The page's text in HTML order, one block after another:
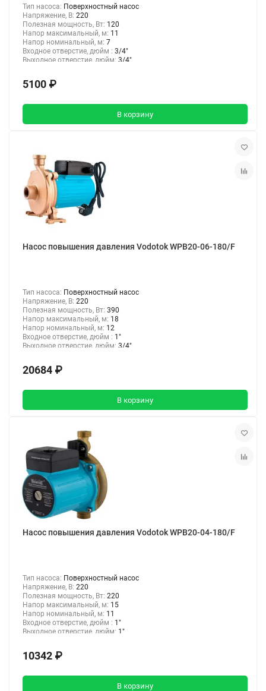
Тип насоса: Поверхностный насос
Напряжение, В: 220
Полезная мощность, Вт: 120
Напор максимальный, м: 11
Напор номинальный, м: 7
Входное отверстие, дюйм : 3/4"
Выходное отверстие, дюйм: 3/4"
5100 ₽
В корзину
Насос повышения давления Vodotok WPB20-06-180/F
Тип насоса: Поверхностный насос
Напряжение, В: 220
Полезная мощность, Вт: 390
Напор максимальный, м: 18
Напор номинальный, м: 12
Входное отверстие, дюйм : 1"
Выходное отверстие, дюйм: 3/4"
20684 ₽
В корзину
Насос повышения давления Vodotok WPB20-04-180/F
Тип насоса: Поверхностный насос
Напряжение, В: 220
Полезная мощность, Вт: 220
Напор максимальный, м: 15
Напор номинальный, м: 11
Входное отверстие, дюйм : 1"
Выходное отверстие, дюйм: 1"
10342 ₽
В корзину